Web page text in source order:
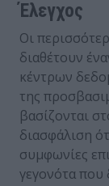
Έλεγχος
Οι
διαθέτουν
κέντρων
της
βασίζονται
διασφάλιση
συμφωνίες
γεγονότα που